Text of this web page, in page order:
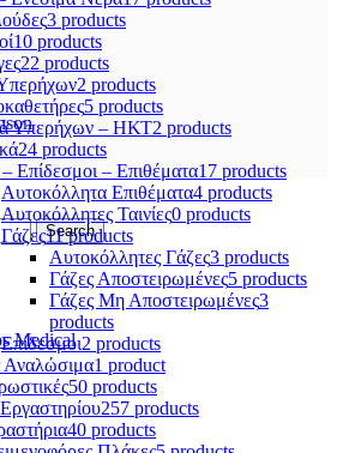
Search
3 products
10 products
22 products
2 products
5 products
Υπερήχων – ΗΚΤ2 products
24 products
Επίδεσμοι – Επιθέματα17 products
Αυτοκόλλητα Επιθέματα4 products
Αυτοκόλλητες Ταινίες0 products
Γάζες11 products
Αυτοκόλλητες Γάζες3 products
Γάζες Αποστειρωμένες5 products
Γάζες Μη Αποστειρωμένες3
products
Επίδεσμοι2 products
Αναλώσιμα1 product
50 products
257 products
40 products